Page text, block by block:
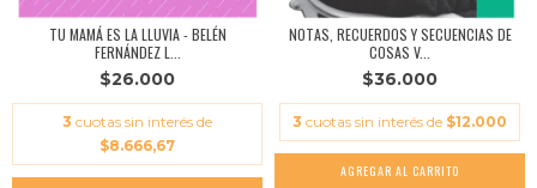
TU MAMÁ ES LA LLUVIA - BELÉN
FERNÁNDEZ L...
$26.000
3 cuotas sin interés de
$8.666,67
NOTAS, RECUERDOS Y SECUENCIAS DE
COSAS V...
$36.000
3 cuotas sin interés de $12.000